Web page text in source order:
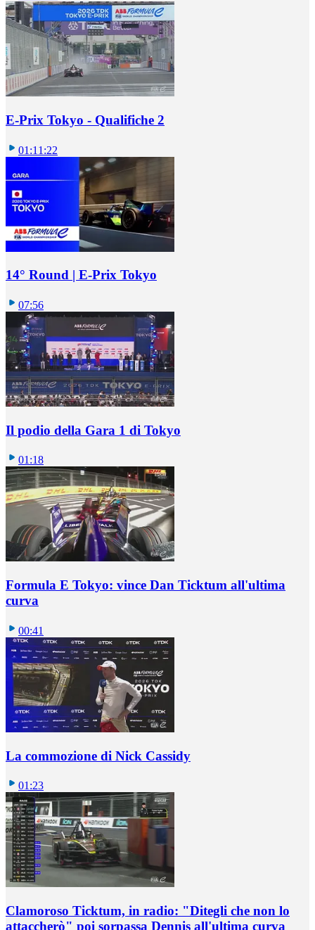
E-Prix Tokyo - Qualifiche 2
01:11:22
14° Round | E-Prix Tokyo
07:56
Il podio della Gara 1 di Tokyo
01:18
Formula E Tokyo: vince Dan Ticktum all'ultima
curva
00:41
La commozione di Nick Cassidy
01:23
Clamoroso Ticktum, in radio: "Ditegli che non lo
attaccherò" poi sorpassa Dennis all'ultima curva